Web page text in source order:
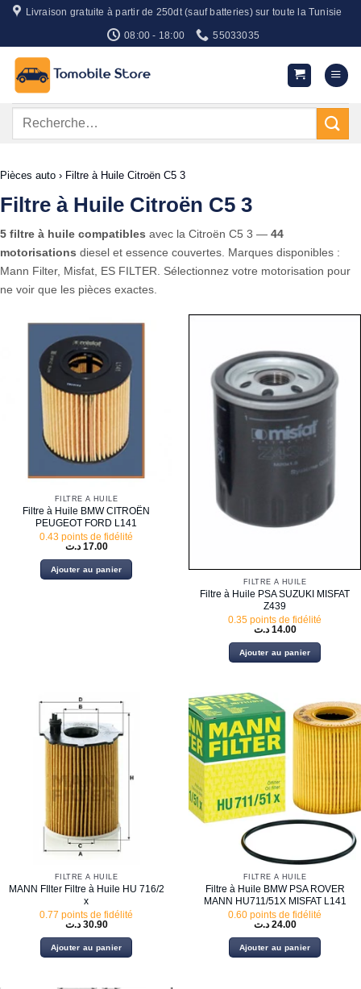
Passer
contenu
Livraison gratuite à partir de 250dt (sauf batteries) sur toute la Tunisie
08:00 - 18:00 55033035
Recherche
Pièces auto › Filtre à Huile Citroën C5 3
Filtre à Huile Citroën C5 3
5 filtre à huile compatibles avec la Citroën C5 3 — 44
motorisations diesel et essence couvertes. Marques disponibles :
Mann Filter, Misfat, ES FILTER. Sélectionnez votre motorisation pour
ne voir que les pièces exactes.
FILTRE À HUILE
Filtre à Huile BMW CITROËN
PEUGEOT FORD L141
0.43 points de fidélité
17.00 د.ت
Ajouter au panier
FILTRE À HUILE
Filtre à Huile PSA SUZUKI MISFAT
Z439
0.35 points de fidélité
14.00 د.ت
Ajouter au panier
FILTRE À HUILE
MANN FIlter Filtre à Huile HU 716/2
x
0.77 points de fidélité
30.90 د.ت
Ajouter au panier
FILTRE À HUILE
Filtre à Huile BMW PSA ROVER
MANN HU711/51X MISFAT L141
0.60 points de fidélité
24.00 د.ت
Ajouter au panier